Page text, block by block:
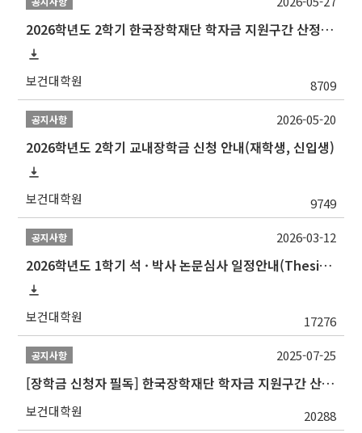
2026학년도 2학기 한국장학재단 학자금 지원구간 산정 신청 안내
보건대학원 8709
공지사항
2026학년도 2학기 교내장학금 신청 안내(재학생, 신입생)
보건대학원 9749
2026-05-20
공지사항
2026학년도 1학기 석 · 박사 논문심사 일정안내(Thesis Defense Schedules)
보건대학원 17276
2026-03-12
공지사항
[장학금 신청자 필독] 한국장학재단 학자금 지원구간 산정 권고
보건대학원 20288
2025-07-25